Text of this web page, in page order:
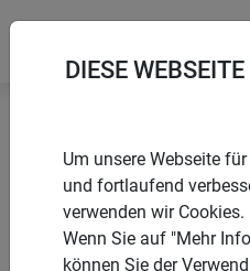
Startseite Rankgitter &
DIESE
Um unsere Webseite
und fortlaufend
verwenden wir Cookies.
Wenn Sie auf "Mehr
können Sie der